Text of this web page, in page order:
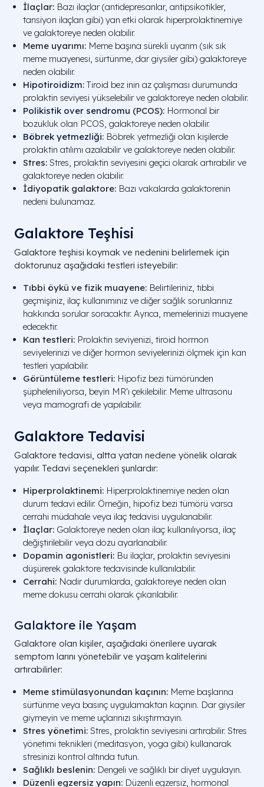
İlaçlar: Bazı ilaçlar (antidepresanlar, antipsikotikler,
tansiyon ilaçları gibi) yan etki olarak hiperprolaktinemiye
ve galaktoreye neden olabilir.
Meme uyarımı: Meme başına sürekli uyarım (sık sık
meme muayenesi, sürtünme, dar giysiler gibi) galaktoreye
neden olabilir.
Hipotiroidizm: Tiroid bez inin az çalışması durumunda
prolaktin seviyesi yükselebilir ve galaktoreye neden olabilir.
Polikistik over sendromu (PCOS): Hormonal bir
bozukluk olan PCOS, galaktoreye neden olabilir.
Böbrek yetmezliği: Böbrek yetmezliği olan kişilerde
prolaktin atılımı azalabilir ve galaktoreye neden olabilir.
Stres: Stres, prolaktin seviyesini geçici olarak artırabilir ve
galaktoreye neden olabilir.
İdiyopatik galaktore: Bazı vakalarda galaktorenin
nedeni bulunamaz.
Galaktore Teşhisi
Galaktore teşhisi koymak ve nedenini belirlemek için
doktorunuz aşağıdaki testleri isteyebilir:
Tıbbi öykü ve fizik muayene: Belirtileriniz, tıbbi
geçmişiniz, ilaç kullanımınız ve diğer sağlık sorunlarınız
hakkında sorular soracaktır. Ayrıca, memelerinizi muayene
edecektir.
Kan testleri: Prolaktin seviyenizi, tiroid hormon
seviyelerinizi ve diğer hormon seviyelerinizi ölçmek için kan
testleri yapılabilir.
Görüntüleme testleri: Hipofiz bezi tümöründen
şüpheleniliyorsa, beyin MR'ı çekilebilir. Meme ultrasonu
veya mamografi de yapılabilir.
Galaktore Tedavisi
Galaktore tedavisi, altta yatan nedene yönelik olarak
yapılır. Tedavi seçenekleri şunlardır:
Hiperprolaktinemi: Hiperprolaktinemiye neden olan
durum tedavi edilir. Örneğin, hipofiz bezi tümörü varsa
cerrahi müdahale veya ilaç tedavisi uygulanabilir.
İlaçlar: Galaktoreye neden olan ilaç kullanılıyorsa, ilaç
değiştirilebilir veya dozu ayarlanabilir.
Dopamin agonistleri: Bu ilaçlar, prolaktin seviyesini
düşürerek galaktore tedavisinde kullanılabilir.
Cerrahi: Nadir durumlarda, galaktoreye neden olan
meme dokusu cerrahi olarak çıkarılabilir.
Galaktore ile Yaşam
Galaktore olan kişiler, aşağıdaki önerilere uyarak
semptom larını yönetebilir ve yaşam kalitelerini
artırabilirler:
Meme stimülasyonundan kaçının: Meme başlarına
sürtünme veya basınç uygulamaktan kaçının. Dar giysiler
giymeyin ve meme uçlarınızı sıkıştırmayın.
Stres yönetimi: Stres, prolaktin seviyesini artırabilir. Stres
yönetimi teknikleri (meditasyon, yoga gibi) kullanarak
stresinizi kontrol altında tutun.
Sağlıklı beslenin: Dengeli ve sağlıklı bir diyet uygulayın.
Düzenli egzersiz yapın: Düzenli egzersiz, hormonal